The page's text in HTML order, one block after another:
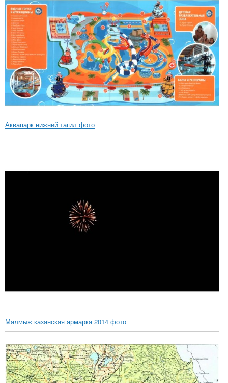
Аквапарк нижний тагил фото
Малмыж казанская ярмарка 2014 фото